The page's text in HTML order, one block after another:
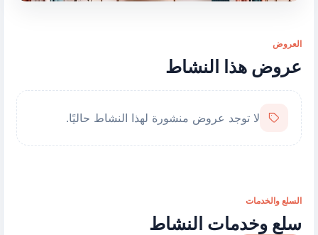
العروض
عروض هذا النشاط
لا توجد عروض منشورة لهذا النشاط حاليًا.
السلع والخدمات
سلع وخدمات النشاط